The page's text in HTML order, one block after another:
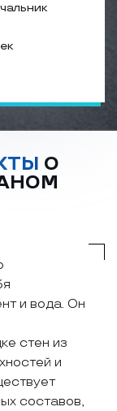
О
и вода. Он
стен из
и
составов,